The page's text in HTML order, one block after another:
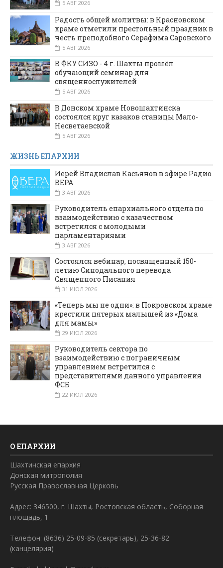
5 АВГ 2026
Радость общей молитвы: в Красновском
храме отметили престольный праздник в
честь преподобного Серафима Саровского
5 АВГ 2026
В ФКУ СИЗО - 4 г. Шахты прошёл
обучающий семинар для
священнослужителей
5 АВГ 2026
В Донском храме Новошахтинска
состоялся круг казаков станицы Мало-
Несветаевской
5 АВГ 2026
ЖИЗНЬ ЕПАРХИИ
Иерей Владислав Касьянов в эфире Радио
ВЕРА
3 АВГ 2026
Руководитель епархиального отдела по
взаимодействию с казачеством
встретился с молодыми
парламентариями
3 АВГ 2026
Состоялся вебинар, посвященный 150-
летию Синодального перевода
Священного Писания
31 ИЮЛ 2026
«Теперь мы не одни»: в Покровском храме
крестили пятерых малышей из «Дома
для мамы»
29 ИЮЛ 2026
Руководитель сектора по
взаимодействию с пограничным
управлением встретился с
представителями данного управления
ФСБ
22 ИЮЛ 2026
О ЕПАРХИИ
Шахтинская епархия
Донская митрополия
Русская Православная Церковь
Адрес: 346500, г. Шахты, Ростовская область, Соборная
площадь, 1
Телефон: (8636) 25-09-85 (секретарь), 25-36-82
(канцелярия)